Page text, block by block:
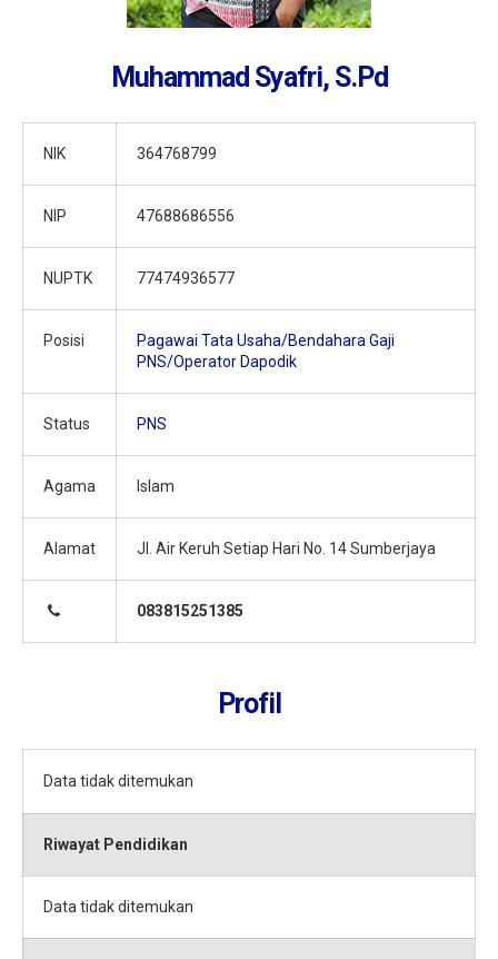
Muhammad Syafri, S.Pd
NIK 364768799
NIP 47688686556
NUPTK 77474936577
Posisi
Pagawai Tata Usaha/Bendahara Gaji
PNS/Operator Dapodik
Status PNS
Agama Islam
Alamat Jl. Air Keruh Setiap Hari No. 14 Sumberjaya
083815251385
Profil
Data tidak ditemukan
Riwayat Pendidikan
Data tidak ditemukan